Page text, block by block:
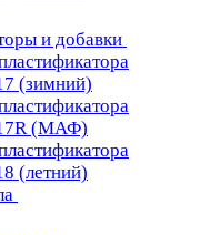
и добавки
(зимний)
(МАФ)
(летний)